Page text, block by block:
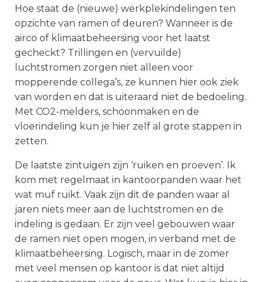
Hoe staat de (nieuwe) werkplekindelingen ten
opzichte van ramen of deuren? Wanneer is de
airco of klimaatbeheersing voor het laatst
gecheckt? Trillingen en (vervuilde)
luchtstromen zorgen niet alleen voor
mopperende collega’s, ze kunnen hier ook ziek
van worden en dat is uiteraard niet de bedoeling.
Met CO2-melders, schoonmaken en de
vloerindeling kun je hier zelf al grote stappen in
zetten.
De laatste zintuigen zijn ‘ruiken en proeven’. Ik
kom met regelmaat in kantoorpanden waar het
wat muf ruikt. Vaak zijn dit de panden waar al
jaren niets meer aan de luchtstromen en de
indeling is gedaan. Er zijn veel gebouwen waar
de ramen niet open mogen, in verband met de
klimaatbeheersing. Logisch, maar in de zomer
met veel mensen op kantoor is dat niet altijd